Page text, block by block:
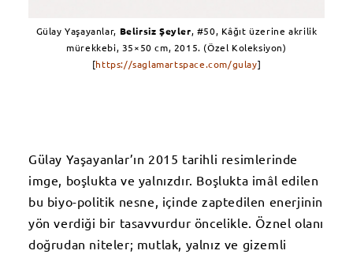
Gülay Yaşayanlar, Belirsiz Şeyler, #50, Kâğıt üzerine akrilik
mürekkebi, 35×50 cm, 2015. (Özel Koleksiyon)
[https://saglamartspace.com/gulay]
Gülay Yaşayanlar’ın 2015 tarihli resimlerinde
imge, boşlukta ve yalnızdır. Boşlukta imâl edilen
bu biyo-politik nesne, içinde zaptedilen enerjinin
yön verdiği bir tasavvurdur öncelikle. Öznel olanı
doğrudan niteler; mutlak, yalnız ve gizemli